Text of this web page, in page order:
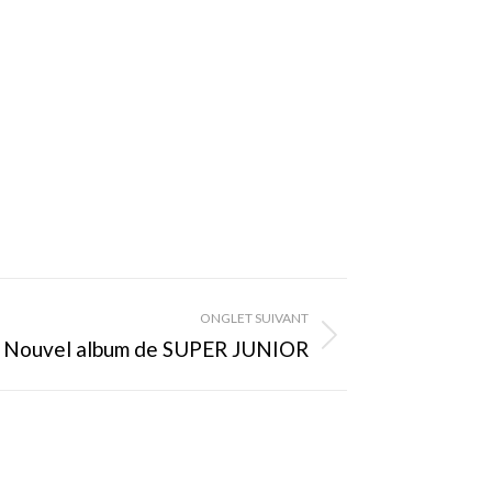
ONGLET SUIVANT
Nouvel album de SUPER JUNIOR